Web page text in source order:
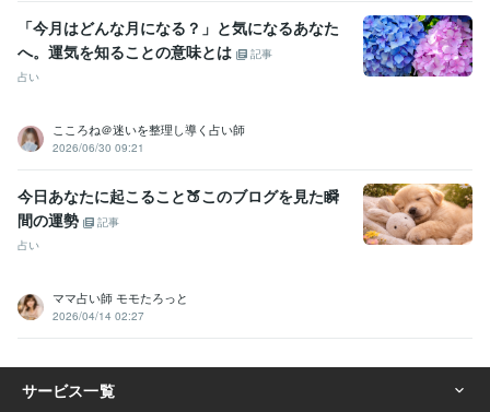
「今月はどんな月になる？」と気になるあなた
へ。運気を知ることの意味とは
記事
占い
こころね＠迷いを整理し導く占い師
2026/06/30 09:21
今日あなたに起こること🍑このブログを見た瞬
間の運勢
記事
占い
ママ占い師 モモたろっと
2026/04/14 02:27